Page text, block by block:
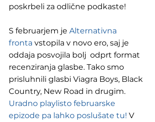
poskrbeli za odlične podkaste!
S februarjem je Alternativna
fronta vstopila v novo ero, saj je
oddaja posvojila bolj  odprt format
recenziranja glasbe. Tako smo
prisluhnili glasbi Viagra Boys, Black
Country, New Road in drugim.
Uradno playlisto februarske
epizode pa lahko poslušate tu! V